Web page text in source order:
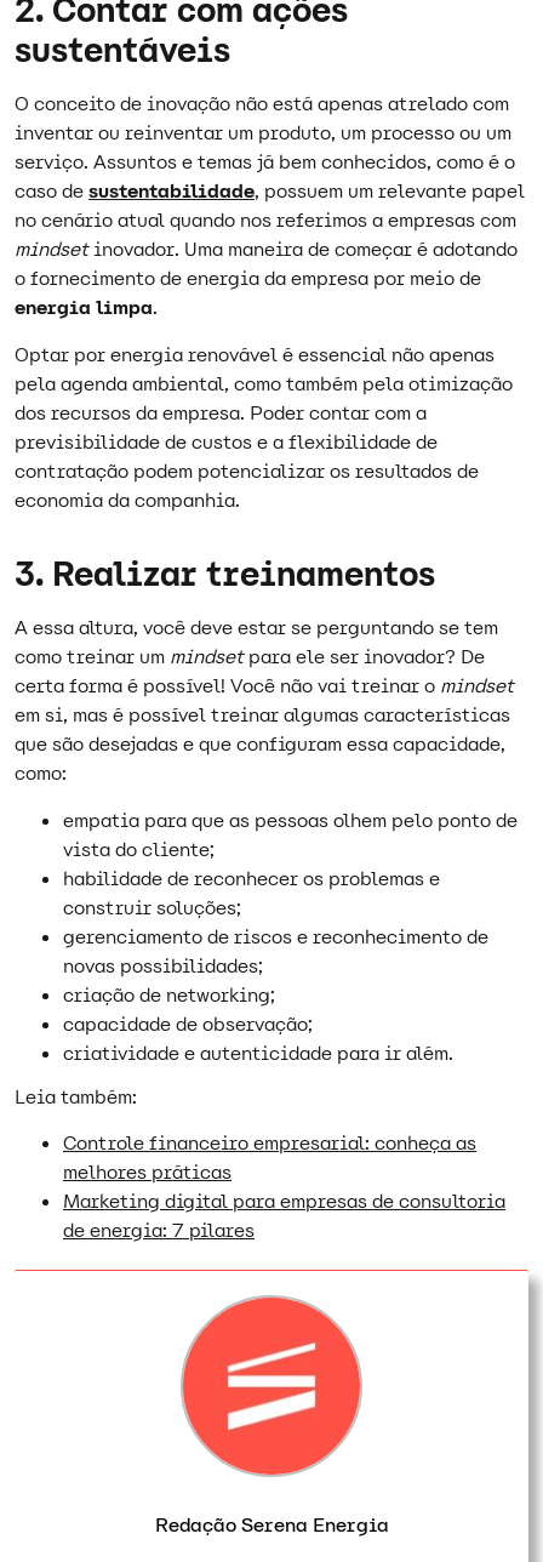
2. Contar com ações
sustentáveis
O conceito de inovação não está apenas atrelado com
inventar ou reinventar um produto, um processo ou um
serviço. Assuntos e temas já bem conhecidos, como é o
caso desustentabilidade, possuem um relevante papel
no cenário atual quando nos referimos a empresas com
mindsetinovador. Uma maneira de começar é adotando
o fornecimento de energia da empresa por meio de
energia limpa.
Optar por energia renovável é essencial não apenas
pela agenda ambiental, como também pela otimização
dos recursos da empresa. Poder contar com a
previsibilidade de custos e a flexibilidade de
contratação podem potencializar os resultados de
economia da companhia.
3. Realizar treinamentos
A essa altura, você deve estar se perguntando se tem
como treinar um mindsetpara ele ser inovador? De
certa forma é possível! Você não vai treinar o mindset
em si, mas é possível treinar algumas características
que são desejadas e que configuram essa capacidade,
como:
empatia para que as pessoas olhem pelo ponto de
vista do cliente;
habilidade de reconhecer os problemas e
construir soluções;
gerenciamento de riscos e reconhecimento de
novas possibilidades;
criação de networking;
capacidade de observação;
criatividade e autenticidade para ir além.
Leia também:
Controle financeiro empresarial: conheça as
melhores práticas
Marketing digital para empresas de consultoria
de energia: 7 pilares
Redação Serena Energia